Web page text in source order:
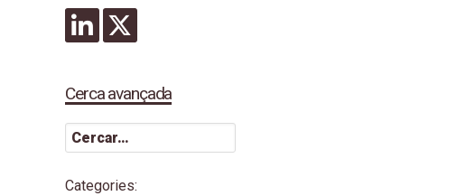
Cerca avançada
Categories: